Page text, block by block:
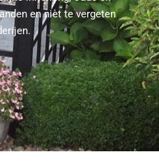
en niet te vergeten